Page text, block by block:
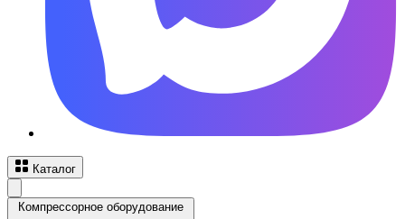
Каталог
Компрессорное оборудование